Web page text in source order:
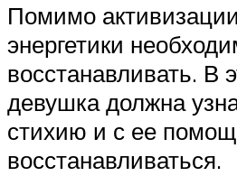
Помимо
энергетики
восстанавливать. В
девушка должна
стихию и с ее
восстанавливаться.